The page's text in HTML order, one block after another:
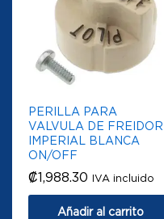
PERILLA PARA
VALVULA DE FREIDOR
IMPERIAL BLANCA
ON/OFF
₡1,988.30 IVA incluido
Añadir al carrito